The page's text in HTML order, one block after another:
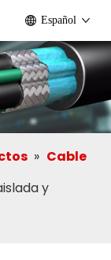
Español
» Cable
y